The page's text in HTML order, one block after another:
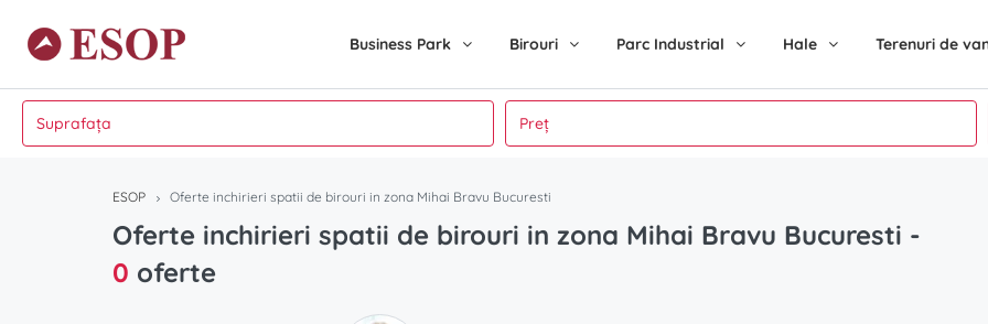
Business Park Birouri Parc Industrial Hale Terenuri de
ESOP Oferte inchirieri spatii de birouri in zona Mihai Bravu Bucuresti
Oferte inchirieri spatii de birouri in zona Mihai Bravu Bucuresti -
0 oferte